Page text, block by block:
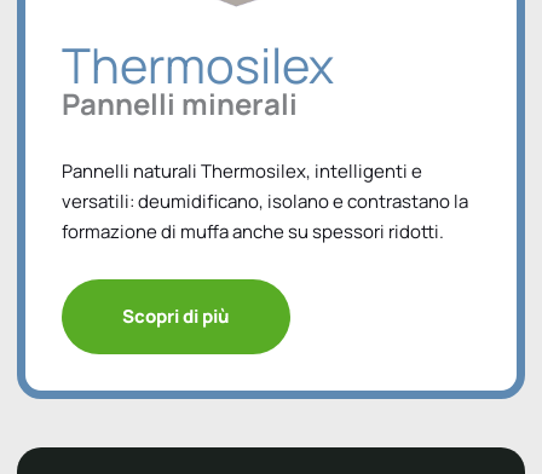
Thermosilex
Pannelli minerali
Pannelli naturali Thermosilex, intelligenti e
versatili: deumidificano, isolano e contrastano la
formazione di muffa anche su spessori ridotti.
Scopri di più